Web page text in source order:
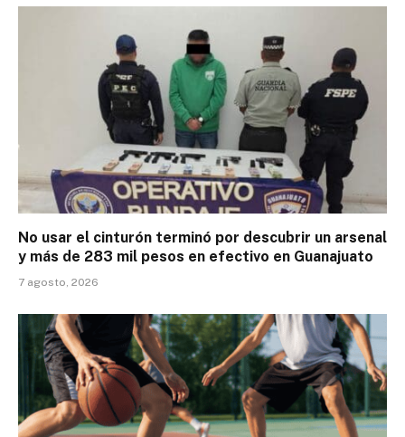
No usar el cinturón terminó por descubrir un arsenal
y más de 283 mil pesos en efectivo en Guanajuato
7 agosto, 2026